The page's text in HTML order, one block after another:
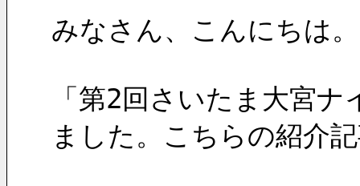
みなさん、こんにちは。
「第2回さいたま大宮
ました。こちらの紹介